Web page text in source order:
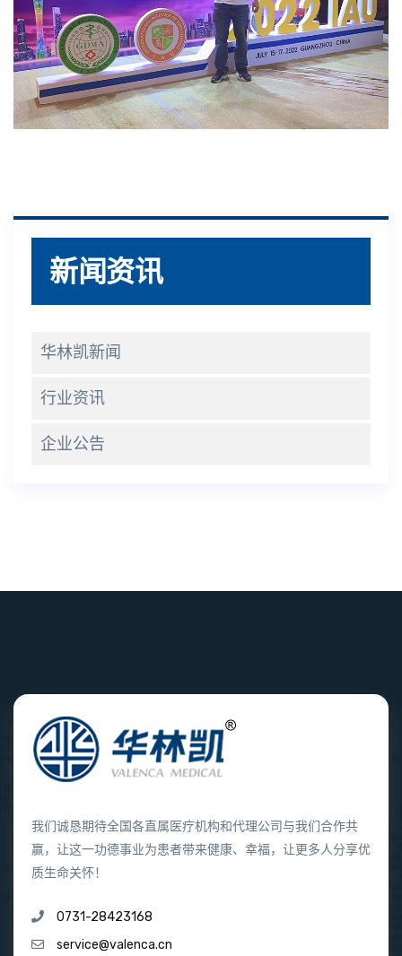
新闻资讯
华林凯新闻
行业资讯
企业公告
我们诚恳期待全国各直属医疗机构和代理公司与我们合作共
赢，让这一功德事业为患者带来健康、幸福，让更多人分享优
质生命关怀！
0731-28423168
service@valenca.cn